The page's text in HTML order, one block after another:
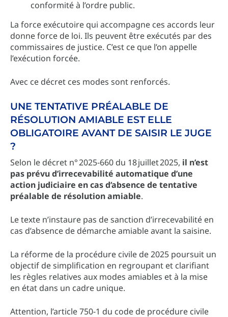
conformité à l’ordre public.
La force exécutoire qui accompagne ces accords leur
donne force de loi. Ils peuvent être exécutés par des
commissaires de justice. C’est ce que l’on appelle
l’exécution forcée.
Avec ce décret ces modes sont renforcés.
UNE TENTATIVE PRÉALABLE DE
RÉSOLUTION AMIABLE EST ELLE
OBLIGATOIRE AVANT DE SAISIR LE JUGE
?
Selon le décret n° 2025‑660 du 18 juillet 2025, il n’est
pas prévu d’irrecevabilité automatique d’une
action judiciaire en cas d’absence de tentative
préalable de résolution amiable.
Le texte n’instaure pas de sanction d’irrecevabilité en
cas d’absence de démarche amiable avant la saisine.
La réforme de la procédure civile de 2025 poursuit un
objectif de simplification en regroupant et clarifiant
les règles relatives aux modes amiables et à la mise
en état dans un cadre unique.
Attention, l’article 750-1 du code de procédure civile